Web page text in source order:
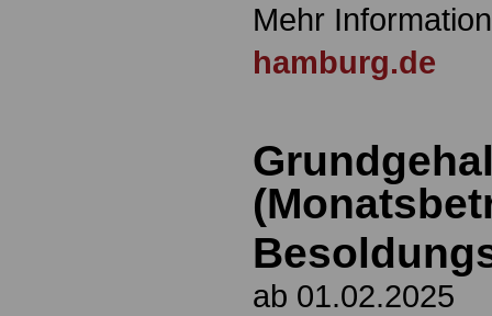
Mehr
hamburg.de
ab 01.02.2025